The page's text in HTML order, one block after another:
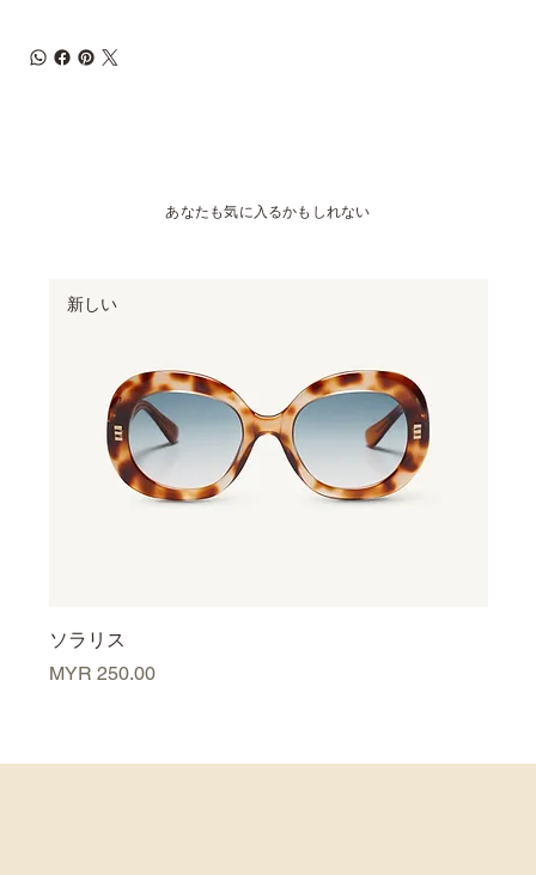
あなたも気に入るかもしれない
新しい
ソラリス
価格
MYR 250.00